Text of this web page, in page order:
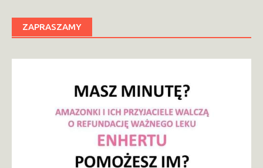
ZAPRASZAMY